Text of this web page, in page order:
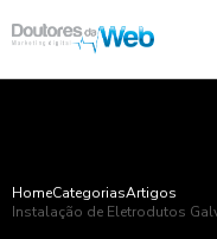
HomeCategoriasArtigos
Instalação de Eletrodutos